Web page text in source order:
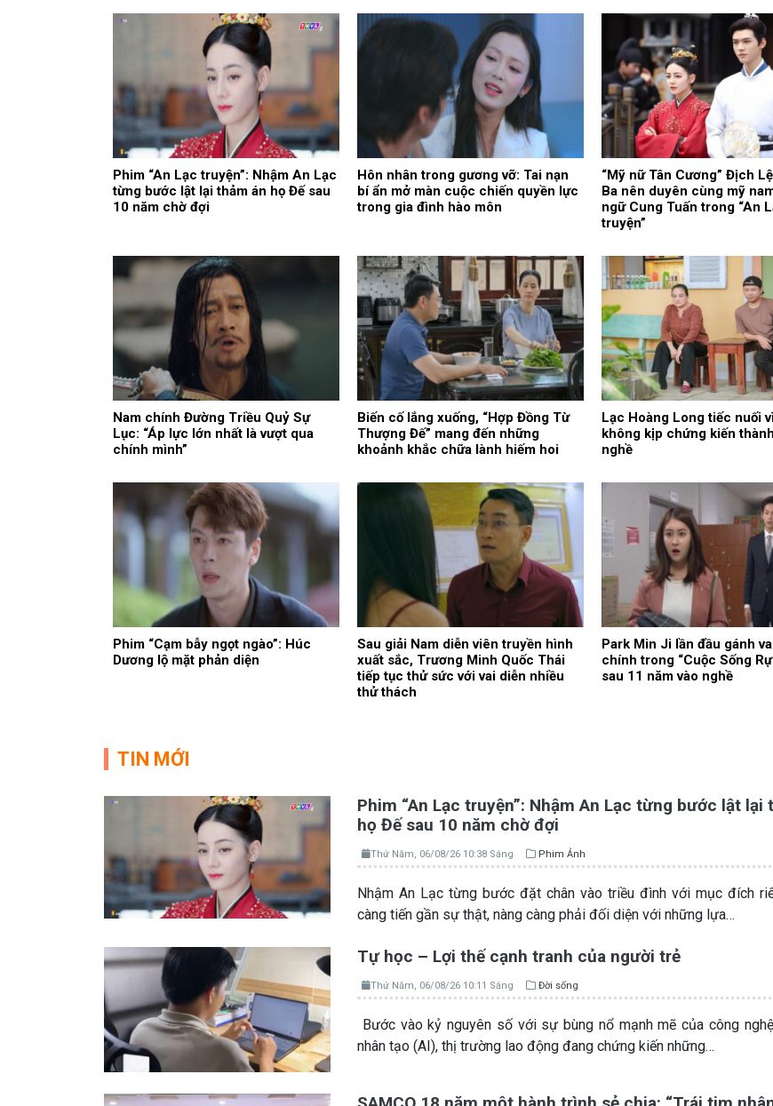
Phim “An Lạc truyện”: Nhậm An Lạc
từng bước lật lại thảm án họ Đế sau
10 năm chờ đợi
Hôn nhân trong gương vỡ: Tai nạn
bí ẩn mở màn cuộc chiến quyền lực
trong gia đình hào môn
“Mỹ nữ Tân Cương” Địch
Ba nên duyên cùng mỹ
ngữ Cung Tuấn trong “An
truyện”
Nam chính Đường Triều Quỷ Sự
Lục: “Áp lực lớn nhất là vượt qua
chính mình”
Biến cố lắng xuống, “Hợp Đồng Từ
Thượng Đế” mang đến những
khoảnh khắc chữa lành hiếm hoi
Lạc Hoàng Long tiếc nuối
không kịp chứng kiến
nghề
Phim “Cạm bẫy ngọt ngào”: Húc
Dương lộ mặt phản diện
Sau giải Nam diễn viên truyền hình
xuất sắc, Trương Minh Quốc Thái
tiếp tục thử sức với vai diễn nhiều
thử thách
Park Min Ji lần đầu gánh
chính trong “Cuộc Sống
sau 11 năm vào nghề
TIN MỚI
Phim “An Lạc truyện”: Nhậm An Lạc từng bước lật lại
họ Đế sau 10 năm chờ đợi
Thứ Năm, 06/08/26 10:38 Sáng Phim Ảnh
Nhậm An Lạc từng bước đặt chân vào triều đình với mục đích
càng tiến gần sự thật, nàng càng phải đối diện với những lựa…
Tự học – Lợi thế cạnh tranh của người trẻ
Thứ Năm, 06/08/26 10:11 Sáng Đời sống
Bước vào kỷ nguyên số với sự bùng nổ mạnh mẽ của công
nhân tạo (AI), thị trường lao động đang chứng kiến những…